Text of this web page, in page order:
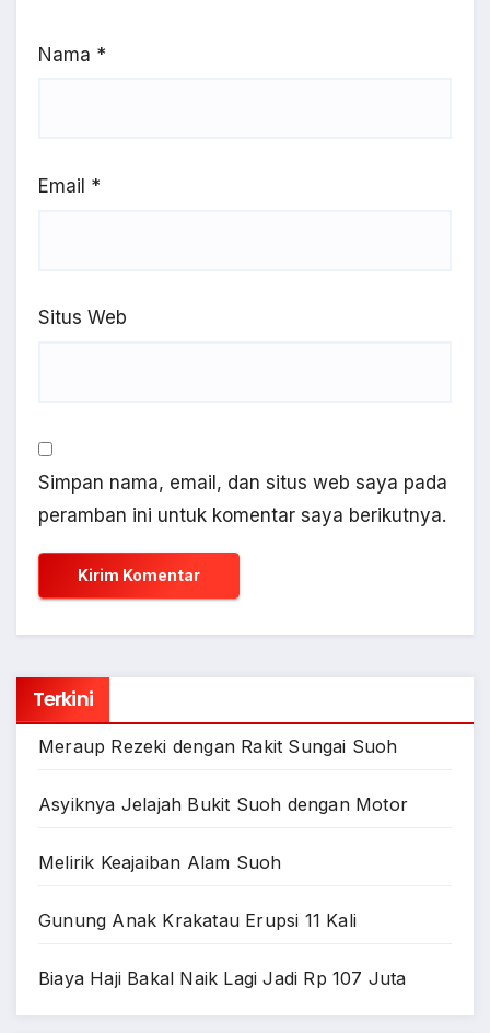
Nama *
Email *
Situs Web
Simpan nama, email, dan situs web saya pada
peramban ini untuk komentar saya berikutnya.
Terkini
Meraup Rezeki dengan Rakit Sungai Suoh
Asyiknya Jelajah Bukit Suoh dengan Motor
Melirik Keajaiban Alam Suoh
Gunung Anak Krakatau Erupsi 11 Kali
Biaya Haji Bakal Naik Lagi Jadi Rp 107 Juta